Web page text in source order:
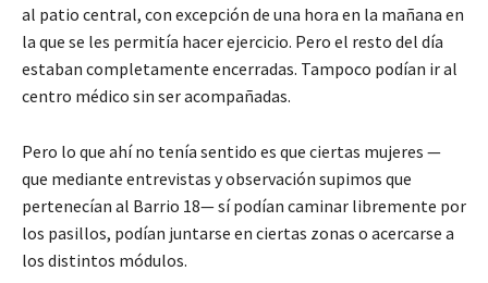
al patio central, con excepción de una hora en la mañana en
la que se les permitía hacer ejercicio. Pero el resto del día
estaban completamente encerradas. Tampoco podían ir al
centro médico sin ser acompañadas.
Pero lo que ahí no tenía sentido es que ciertas mujeres —
que mediante entrevistas y observación supimos que
pertenecían al Barrio 18— sí podían caminar libremente por
los pasillos, podían juntarse en ciertas zonas o acercarse a
los distintos módulos.